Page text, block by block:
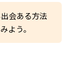
会ある方法
よう。